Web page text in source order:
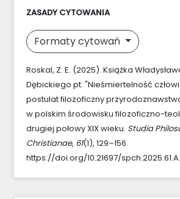
ZASADY CYTOWANIA
Formaty cytowań
Roskal, Z. E. (2025). Książka
Dębickiego pt. "Nieśmiertelność
postulat filozoficzny
w polskim środowisku filozoficzno-
drugiej połowy XIX wieku. Studia
Christianae, 61(1), 129–156.
https://doi.org/10.21697/